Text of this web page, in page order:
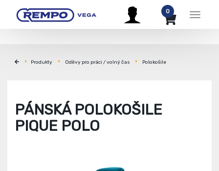
Menu
0
Produkty Oděvy pro práci / volný čas Polokošile
PÁNSKÁ POLOKOŠILE
PIQUE POLO